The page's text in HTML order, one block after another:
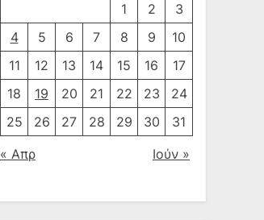
1
2
3
4
5 6 7 8 9
10
11
12 13 14 15 16
17
18
19 20 21 22 23
24
25
26 27 28 29 30 31
« Απρ Ιούν »